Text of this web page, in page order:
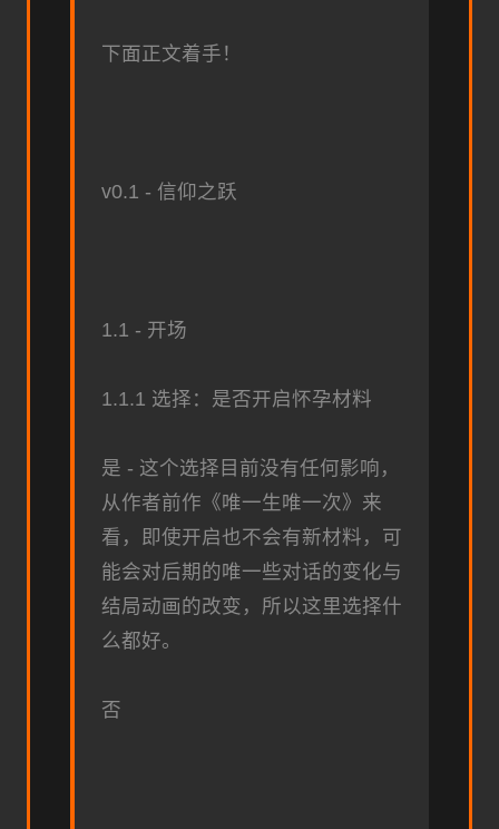
下面正文着手！
v0.1 - 信仰之跃
1.1 - 开场
1.1.1 选择：是否开启怀孕材料
是 - 这个选择目前没有任何影响，
从作者前作《唯一生唯一次》来
看，即使开启也不会有新材料，可
能会对后期的唯一些对话的变化与
结局动画的改变，所以这里选择什
么都好。
否